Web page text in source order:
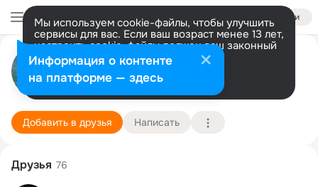
Войти
Мы используем cookie-файлы, чтобы улучшить
сервисы для вас. Если ваш возраст менее 13 лет,
настроить cookie-файлы должен ваш законный
представитель. Больше информации
Разрешить все Настроить
Елена Новикова
Москва
18 октября (43 года)
351 школа (с лицейскими классами)
Подробнее
Добавить в друзья Написать
Друзья 76
Информация о контенте
на платформе — здесь